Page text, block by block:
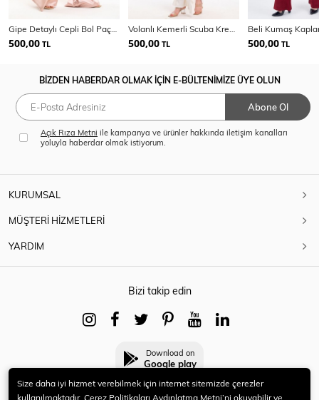
Gipe Detaylı Cepli Bol Paça Saten Pantolon | Pnt34217
500,00 TL
Volanlı Kemerli Scuba Krep Pantolon | Pnt33394
500,00 TL 500,00 TL
BİZDEN HABERDAR OLMAK İÇİN E-BÜLTENİMİZE ÜYE OLUN
Abone Ol
Açık Rıza Metni ile kampanya ve ürünler hakkında iletişim kanalları
yoluyla haberdar olmak istiyorum.
KURUMSAL
MÜŞTERİ HİZMETLERİ
YARDIM
Bizi takip edin
Download on
Google play
Size daha iyi hizmet verebilmek için internet sitemizde çerezler
kullanılmaktadır. Çerez Politikaları Aydınlatma Metni’ni okuyabilir ve